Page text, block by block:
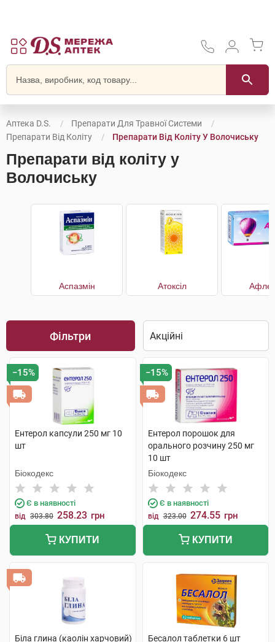
Аптека D.S.
Препарати Для Травної Системи
Препарати Від Коліту
Препарати Від Коліту У Волочиську
Препарати від коліту у
Волочиську
Аспазмін Атоксіл
Фільтри
−15%
Ентерол капсули 250 мг 10
шт
Біокодекс
Є в наявності
від 303.80 258.23 грн
КУПИТИ
−15%
Ентерол порошок для
орального розчину 250 мг
10 шт
Біокодекс
Є в наявності
від 323.00 274.55 грн
КУПИТИ
Біла глина (каолін харчовий)
Бесалол таблетки 6 шт